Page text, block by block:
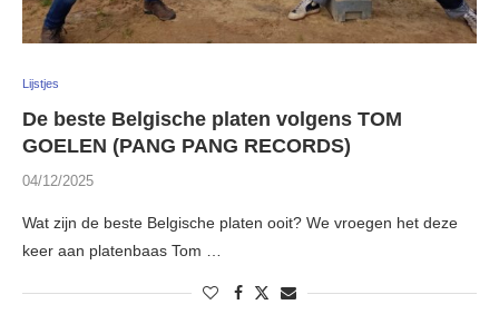
Lijstjes
De beste Belgische platen volgens TOM
GOELEN (PANG PANG RECORDS)
04/12/2025
Wat zijn de beste Belgische platen ooit? We vroegen het deze
keer aan platenbaas Tom …